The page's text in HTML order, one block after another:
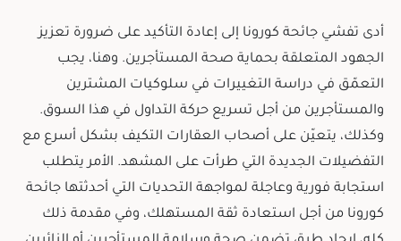
أدى تفشي جائحة كورونا إلى إعادة التأكيد على ضرورة تعزيز
الجهود المتعلقة بحماية صحة المستأجرين. وهنا، يجب
التعمّق في دراسة التغييرات في سلوكيات المشترين
والمستأجرين من أجل تسريع حركة التداول في هذا السوق.
وكذلك، يتعيّن على أصحاب العقارات التكيف بشكل أسرع مع
التفضيلات الجديدة التي طرأت على المشهد. الأمر يتطلب
استجابة فورية وعاجلة لمواجهة التحديات التي أحدثتها جائحة
كورونا من أجل استعادة ثقة المستهلك، وفي مقدمة ذلك